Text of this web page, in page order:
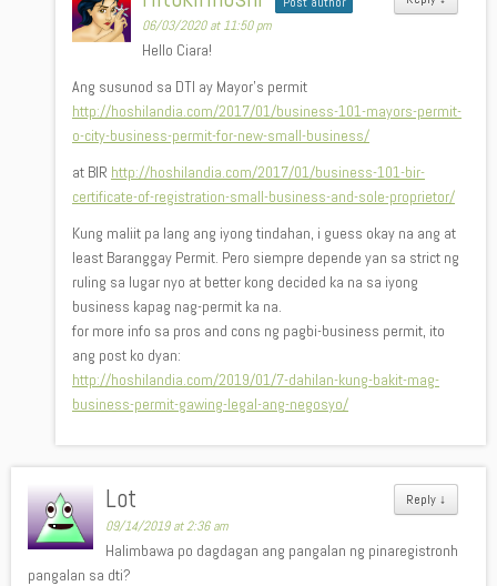
06/03/2020 at 11:50 pm
Hello Ciara!
Ang susunod sa DTI ay Mayor’s permit
http://hoshilandia.com/2017/01/business-101-mayors-permit-
o-city-business-permit-for-new-small-business/
at BIR http://hoshilandia.com/2017/01/business-101-bir-
certificate-of-registration-small-business-and-sole-proprietor/
Kung maliit pa lang ang iyong tindahan, i guess okay na ang at
least Baranggay Permit. Pero siempre depende yan sa strict ng
ruling sa lugar nyo at better kong decided ka na sa iyong
business kapag nag-permit ka na.
for more info sa pros and cons ng pagbi-business permit, ito
ang post ko dyan:
http://hoshilandia.com/2019/01/7-dahilan-kung-bakit-mag-
business-permit-gawing-legal-ang-negosyo/
Reply ↓
Lot
09/14/2019 at 2:36 am
Halimbawa po dagdagan ang pangalan ng pinaregistronh
pangalan sa dti?